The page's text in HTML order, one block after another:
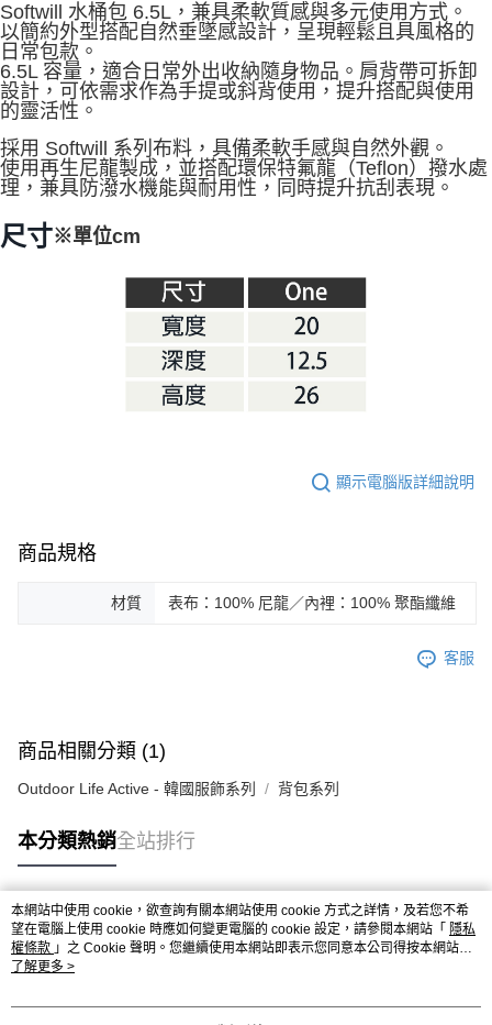
購買商品的店家。未經商家同意取消之訂單仍視為有效，需透過AFTEE先享
後付繳納相關費用。
※ 交易是否成功請以「AFTEE先享後付 」之結帳頁面顯示為準，若有關於
是否繳費成功／繳費後需取消欲退款等相關疑問，請聯繫「AFTEE先享後付
客戶支援中心」https://netprotections.freshdesk.com/support/home
１．透過由恩沛科技股份有限公司提供之「AFTEE先享後付」服務完成之交
易，需依本服務之必要範圍內提供個人資料，並將交易相關給付款項請求債
權轉讓予恩沛科技股份有限公司。
https://aftee.tw/terms/#terms3
３．未成年的使用者請事先徵得法定代理人或監護人之同意方可使用
４．使用「AFTEE先享後付」時，將依據個別帳號之用戶狀況，依本公司即
時審查核予不同之上限額度；若仍有額度不足之情形，本公司將視審查結果
請求用戶進行身份認證。
５．嚴禁一人註冊多個帳號或使用他人資訊註冊。若發現惡意使用之情形，
恩沛科技股份有限公司將有權停止該用戶之使用額度並採取法律行動。
Softwill 水桶包 6.5L，兼具柔軟質感與多元使用方式。
以簡約外型搭配自然垂墜感設計，呈現輕鬆且具風格的
日常包款。
6.5L 容量，適合日常外出收納隨身物品。肩背帶可拆卸
設計，可依需求作為手提或斜背使用，提升搭配與使用
的靈活性。
採用 Softwill 系列布料，具備柔軟手感與自然外觀。
使用再生尼龍製成，並搭配環保特氟龍（Teflon）撥水處
理，兼具防潑水機能與耐用性，同時提升抗刮表現。
尺寸※單位cm
顯示電腦版詳細說明
商品規格
材質 表布：100% 尼龍／內裡：100% 聚酯纖維
客服
商品相關分類 (1)
Outdoor Life Active - 韓國服飾系列 背包系列
本分類熱銷全站排行
熱門標籤
本網站中使用 cookie，欲查詢有關本網站使用 cookie 方式之詳情，及若您不希
望在電腦上使用 cookie 時應如何變更電腦的 cookie 設定，請參閱本網站「 隱私
權條款 」之 Cookie 聲明。您繼續使用本網站即表示您同意本公司得按本網站使
用條款之 Cookie 聲明使用 cookie。
了解更多 >